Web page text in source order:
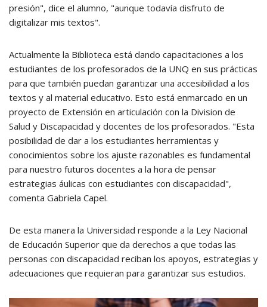
presión", dice el alumno, "aunque todavía disfruto de
digitalizar mis textos".
Actualmente la Biblioteca está dando capacitaciones a los
estudiantes de los profesorados de la UNQ en sus prácticas
para que también puedan garantizar una accesibilidad a los
textos y al material educativo. Esto está enmarcado en un
proyecto de Extensión en articulación con la Division de
Salud y Discapacidad y docentes de los profesorados. "Esta
posibilidad de dar a los estudiantes herramientas y
conocimientos sobre los ajuste razonables es fundamental
para nuestro futuros docentes a la hora de pensar
estrategias áulicas con estudiantes con discapacidad",
comenta Gabriela Capel.
De esta manera la Universidad responde a la Ley Nacional
de Educación Superior que da derechos a que todas las
personas con discapacidad reciban los apoyos, estrategias y
adecuaciones que requieran para garantizar sus estudios.